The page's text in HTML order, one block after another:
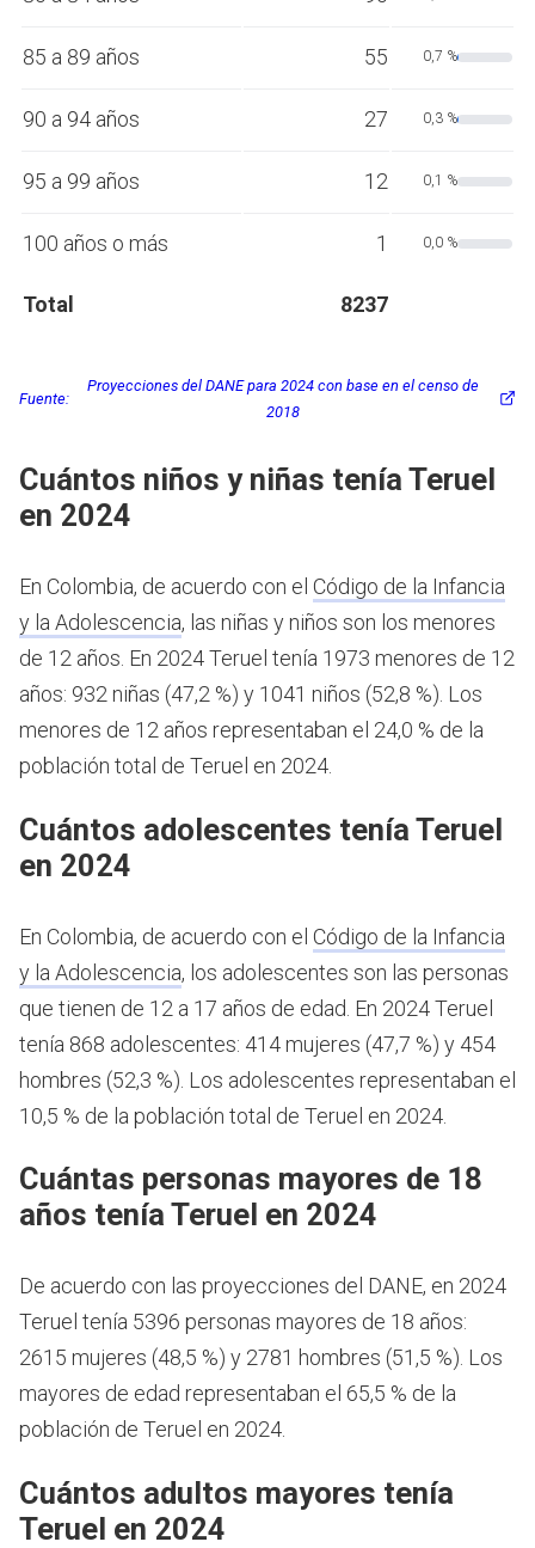
85 a 89 años 55 0,7 %
90 a 94 años 27 0,3 %
95 a 99 años 12 0,1 %
100 años o más 1 0,0 %
Total 8237
Fuente:
Proyecciones del DANE para 2024 con base en el censo de
2018
Cuántos niños y niñas tenía Teruel
en 2024
En Colombia, de acuerdo con el Código de la Infancia
y la Adolescencia, las niñas y niños son los menores
de 12 años. En 2024 Teruel tenía 1973 menores de 12
años: 932 niñas (47,2 %) y 1041 niños (52,8 %). Los
menores de 12 años representaban el 24,0 % de la
población total de Teruel en 2024.
Cuántos adolescentes tenía Teruel
en 2024
En Colombia, de acuerdo con el Código de la Infancia
y la Adolescencia, los adolescentes son las personas
que tienen de 12 a 17 años de edad. En 2024 Teruel
tenía 868 adolescentes: 414 mujeres (47,7 %) y 454
hombres (52,3 %). Los adolescentes representaban el
10,5 % de la población total de Teruel en 2024.
Cuántas personas mayores de 18
años tenía Teruel en 2024
De acuerdo con las proyecciones del DANE, en 2024
Teruel tenía 5396 personas mayores de 18 años:
2615 mujeres (48,5 %) y 2781 hombres (51,5 %). Los
mayores de edad representaban el 65,5 % de la
población de Teruel en 2024.
Cuántos adultos mayores tenía
Teruel en 2024